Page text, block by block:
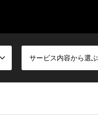
サービス内容から選ぶ